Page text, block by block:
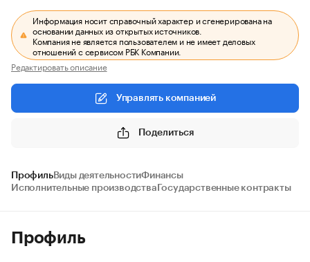
Информация носит справочный характер и сгенерирована на
основании данных из открытых источников.
Компания не является пользователем и не имеет деловых
отношений с сервисом РБК Компании.
Редактировать описание
Управлять компанией
Поделиться
ПрофильВиды деятельностиФинансы
Исполнительные производства Государственные контракты
Профиль